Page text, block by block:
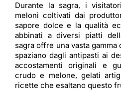
Durante la sagra, i
meloni coltivati dai
sapore dolce e la qualità
abbinati a diversi piatti
sagra offre una vasta
spaziano dagli antipasti ai
accostamenti originali e
crudo e melone, gelati
ricette che esaltano questo